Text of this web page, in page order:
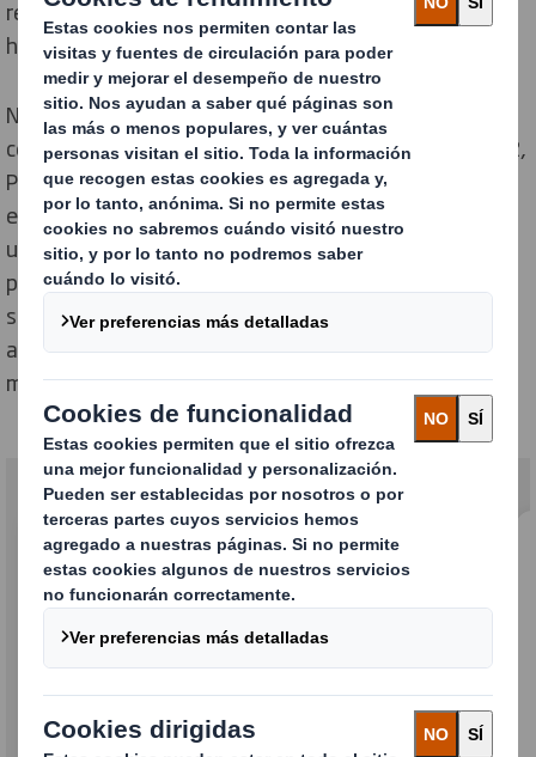
reforzamos nuestro compromiso con los derechos
humanos.
Nuestra Estrategia de Sostenibilidad Now & Next se
centra en cuatro pilares estratégicos: Circularidad, CO2,
Personas y Comunidades, y Naturaleza. Hemos
establecido objetivos ambiciosos para transitar hacia
una economía circular y baja en CO2 que beneficie a las
personas, la naturaleza y los negocios. Estamos
seguros de alcanzar nuestras metas de sostenibilidad
al priorizar la acción sobre los desafíos actuales del
mundo y mantener una visión hacia el futuro.